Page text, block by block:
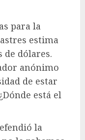
para la
estima
de dólares.
anónimo
de estar
está el
la